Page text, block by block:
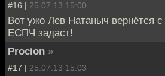
#16 | 25.07.13 15:00
Вот ужо Лев Натаныч вернётся
ЕСПЧ задаст!
Procion »
#17 | 25.07.13 15:03